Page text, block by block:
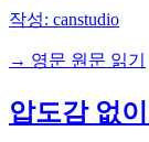
작성: canstudio
→ 영문 원문 읽기
압도감 없